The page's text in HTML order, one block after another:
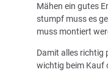
Mähen ein gutes
stumpf muss es
muss montiert
Damit alles richtig
wichtig beim Kauf